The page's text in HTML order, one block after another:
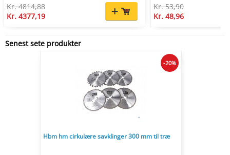
Kr. 4814,88
Kr. 4377,19
Kr. 53,90
Kr. 48,96
Senest sete produkter
Hbm hm cirkulære savklinger 300 mm til træ
-20%